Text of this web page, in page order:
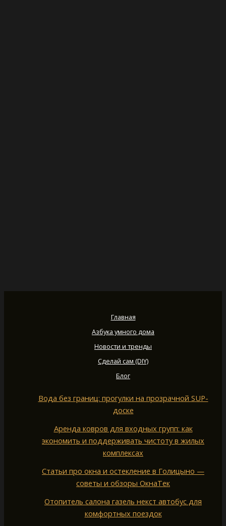
Главная
Азбука умного дома
Новости и тренды
Сделай сам (DIY)
Блог
Вода без границ: прогулки на прозрачной SUP-
доске
Аренда ковров для входных групп: как
экономить и поддерживать чистоту в жилых
комплексах
Статьи про окна и остекление в Голицыно —
советы и обзоры ОкнаТек
Отопитель салона газель некст автобус для
комфортных поездок